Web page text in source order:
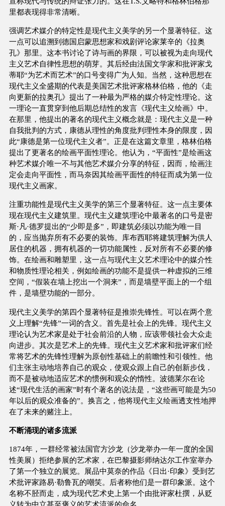
里都表现得非常清晰。
强调艺术媒介的特定性是现代主义美学的另一个显著特征。这
一点可以追溯到德国启蒙思想家和戏剧评论家莱辛的《拉奥
孔》那里。这本书讨论了诗与画的界限，可以被视为走向现代
主义艺术自律性思想的萌芽。其后经由法国文学家和批评家戈
蒂耶“为艺术而艺术”的口号变得广为人知。当然，这种思想在
现代主义全盛期的代表是美国艺术批评家格林伯格，他的《走
向更新的拉奥孔》提出了一种最为严格的媒介特定性理论。这
一理论一直贯穿到他后期总结性的发言《现代主义绘画》中。
在那里，他提出的著名的现代主义概念就是：现代主义是一种
自我批判的方式，康德从理性的角度批判理性本身的限度，因
此“康德是第一位现代主义者”。正是在这篇文章里，格林伯格
提出了更著名的绘画平面性理论。他认为，“平面性”是绘画这
种艺术媒介唯一不与其他艺术媒介分享的特征，因而，绘画注
定会走向平面性，而马奈因其绘画平面性的特征而成为第一位
现代主义画家。
注重功能性是现代主义美学的第三个显著特征。这一点主要体
现在现代主义建筑里。现代主义建筑理论中最著名的口号是密
斯·凡·德罗提出的“少即是多”，即建筑必须以功能为唯一目
的，应当抛弃所有不必要的装饰。库布西耶将建筑理解为供人
居住的机器，拥有机器的一切功能属性，反对所有不必要的修
饰。在绘画和雕塑里，这一点与现代主义艺术理论中的媒介性
和物质性理论相关，例如绘画的功能不是提供一种虚拟的三维
空间，“假装在墙上挖出一个洞来”，而是墙壁平面上的一个组
件，是墙壁功能的一部分。
现代主义美学的第四个显著特征是推崇先锋性。可以在两个意
义上理解“先锋”一词的含义。首先是社会上的先锋。现代主义
理论认为艺术家是处于社会前沿的人物，应该带领社会大众走
向进步。其次是艺术上的先锋。现代主义艺术家和批评家们经
常将艺术的先锋性理解为原创性基础上的前瞻性和引领性。他
们主张主动地培养自己的观众，使观众跟上自己的创新步伐，
而不是被动地适应艺术的惯例和观众的惰性。波德莱尔在论
述“现代生活的画家”时有个著名的说法是，“这些画可能是为50
年以后的观众准备的”。换言之，他将现代主义绘画透支性地押
在了未来的赌注上。
不断涌现的诸多流派
1874年，一群经常被法国官方沙龙（沙龙举办一年一度的全国
性美展）拒绝参展的艺术家，在巴黎摄影师纳达尔工作室举办
了第一个独立的展览。展品中莫奈的作品《日出·印象》受到艺
术批评家路易·勒鲁瓦的嘲笑。后者称他们是一群印象派。这个
名称不胫而走，成为现代艺术史上第一个由批评家杜撰，从贬
义转为中立甚至褒义的艺术流派的命名。